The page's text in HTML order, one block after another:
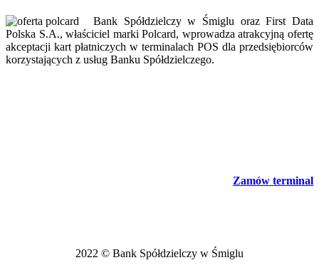
Bank Spółdzielczy w Śmiglu oraz First Data
Polska S.A., właściciel marki Polcard, wprowadza atrakcyjną ofertę
akceptacji kart płatniczych w terminalach POS dla przedsiębiorców
korzystających z usług Banku Spółdzielczego.
Zamów terminal
2022 © Bank Spółdzielczy w Śmiglu